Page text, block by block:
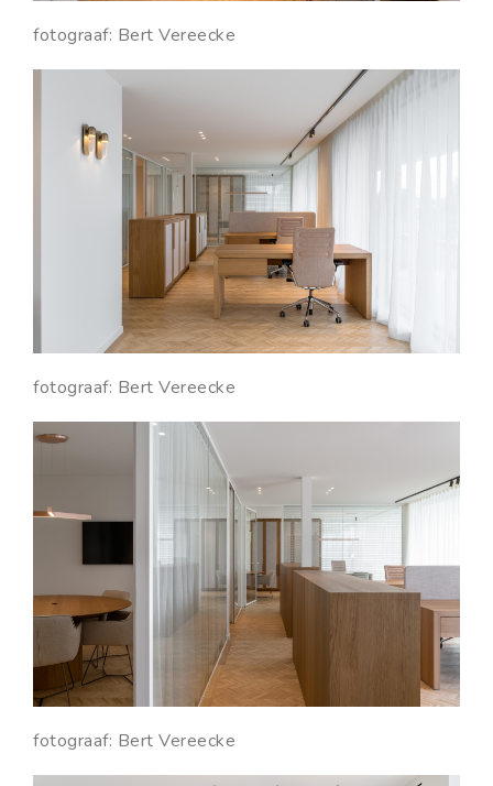
fotograaf: Bert Vereecke
fotograaf: Bert Vereecke
fotograaf: Bert Vereecke